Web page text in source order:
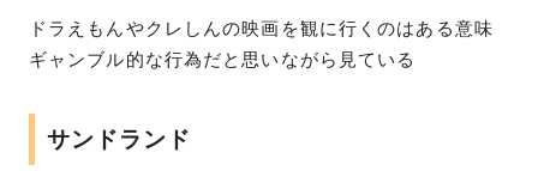
ドラえもんやクレしんの映画を観に行くのはある意味
ギャンブル的な行為だと思いながら見ている
サンドランド